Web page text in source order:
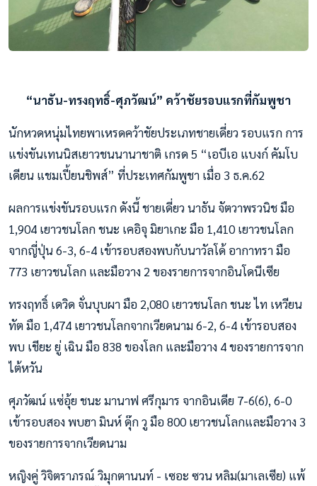
“นาธัน-ทรงฤทธิ์-ศุภวัฒน์” คว้าชัยรอบแรกที่กัมพูชา
นักหวดหนุ่มไทยพาเหรดคว้าชัยประเภทชายเดี่ยว รอบแรก การ
แข่งขันเทนนิสเยาวชนนานาชาติ เกรด 5 “เอบีเอ แบงก์ คัมโบ
เดียน แชมเปี้ยนชิพส์” ที่ประเทศกัมพูชา เมื่อ 3 ธ.ค.62
ผลการแข่งขันรอบแรก ดังนี้ ชายเดี่ยว นาธัน จัตวาพรวนิช มือ
1,904 เยาวชนโลก ชนะ เคอิจุ มิยาเกะ มือ 1,410 เยาวชนโลก
จากญี่ปุ่น 6-3, 6-4 เข้ารอบสองพบกับนาวัลโด้ อากาทรา มือ
773 เยาวชนโลก และมือวาง 2 ของรายการจากอินโดนีเซีย
ทรงฤทธิ์ เดวิด จั่นบุบผา มือ 2,080 เยาวชนโลก ชนะ ไท เหวียน
ทัต มือ 1,474 เยาวชนโลกจากเวียดนาม 6-2, 6-4 เข้ารอบสอง
พบ เชียะ ยู่ เฉิน มือ 838 ของโลก และมือวาง 4 ของรายการจาก
ไต้หวัน
ศุภวัฒน์ แซ่อุ้ย ชนะ มานาฟ ศรีกุมาร จากอินเดีย 7-6(6), 6-0
เข้ารอบสอง พบฮา มินห์ ดุ๊ก วู มือ 800 เยาวชนโลกและมือวาง 3
ของรายการจากเวียดนาม
หญิงคู่ วิจิตราภรณ์ วิมุกตานนท์ - เซอะ ซวน หลิม(มาเลเซีย) แพ้